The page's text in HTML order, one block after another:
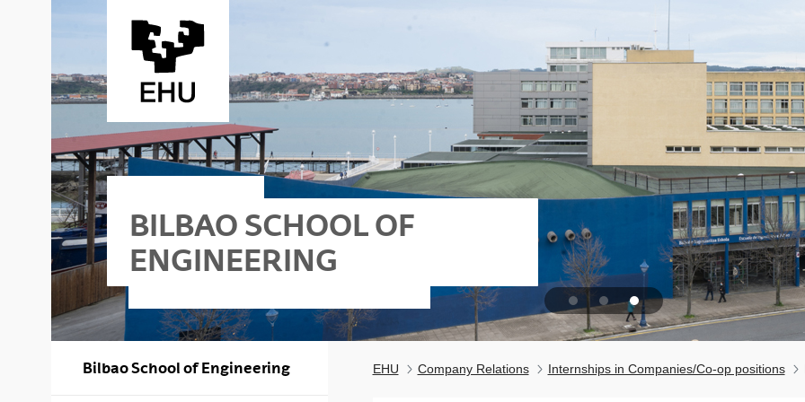
BILBAO SCHOOL OF
ENGINEERING
Bilbao School of Engineering EHU Company Relations Internships in Companies/Co-op positions